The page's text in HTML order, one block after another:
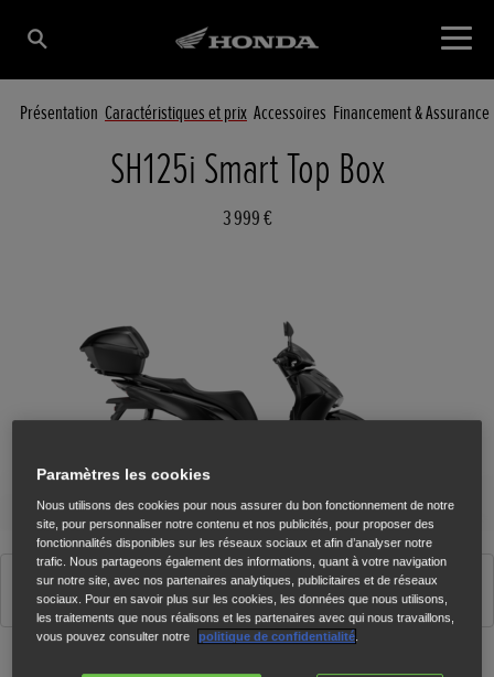
Présentation Caractéristiques et prix Accessoires Financement & Assurance
SH125i Smart Top Box
3 999 €
Noir (NH-A84)
Paramètres les cookies
Nous utilisons des cookies pour nous assurer du bon fonctionnement de notre
site, pour personnaliser notre contenu et nos publicités, pour proposer des
fonctionnalités disponibles sur les réseaux sociaux et afin d’analyser notre
trafic. Nous partageons également des informations, quant à votre navigation
sur notre site, avec nos partenaires analytiques, publicitaires et de réseaux
sociaux. Pour en savoir plus sur les cookies, les données que nous utilisons,
les traitements que nous réalisons et les partenaires avec qui nous travaillons,
vous pouvez consulter notre
politique de confidentialité